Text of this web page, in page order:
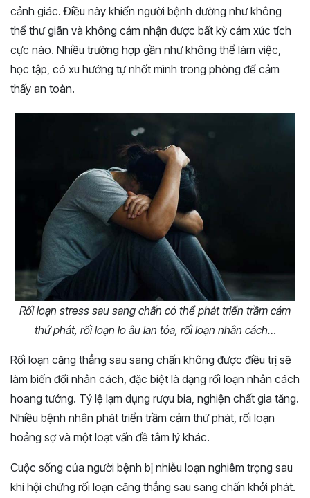
cảnh giác. Điều này khiến người bệnh dường như không
thể thư giãn và không cảm nhận được bất kỳ cảm xúc tích
cực nào. Nhiều trường hợp gần như không thể làm việc,
học tập, có xu hướng tự nhốt mình trong phòng để cảm
thấy an toàn.
Rối loạn stress sau sang chấn có thể phát triển trầm cảm
thứ phát, rối loạn lo âu lan tỏa, rối loạn nhân cách…
Rối loạn căng thẳng sau sang chấn không được điều trị sẽ
làm biến đổi nhân cách, đặc biệt là dạng rối loạn nhân cách
hoang tưởng. Tỷ lệ lạm dụng rượu bia, nghiện chất gia tăng.
Nhiều bệnh nhân phát triển trầm cảm thứ phát, rối loạn
hoảng sợ và một loạt vấn đề tâm lý khác.
Cuộc sống của người bệnh bị nhiễu loạn nghiêm trọng sau
khi hội chứng rối loạn căng thẳng sau sang chấn khởi phát.